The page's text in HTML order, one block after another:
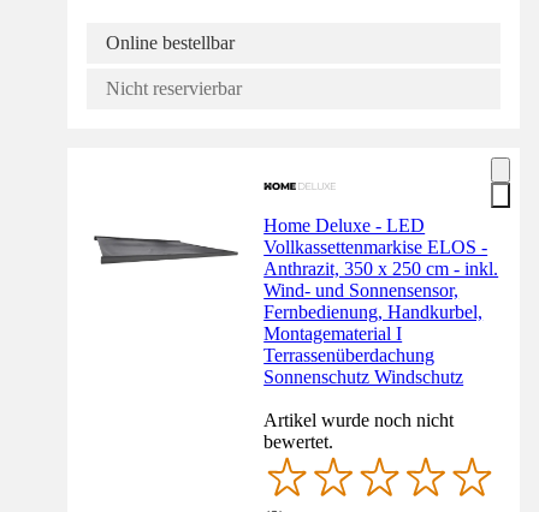
Online bestellbar
Nicht reservierbar
Home Deluxe - LED
Vollkassettenmarkise ELOS -
Anthrazit, 350 x 250 cm - inkl.
Wind- und Sonnensensor,
Fernbedienung, Handkurbel,
Montagematerial I
Terrassenüberdachung
Sonnenschutz Windschutz
Artikel wurde noch nicht
bewertet.